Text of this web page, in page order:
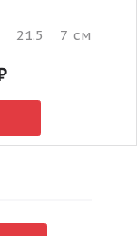
21.5 7 см